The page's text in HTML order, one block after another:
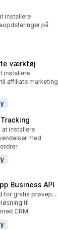
installere
på
værktøj
installere
affiliate marketing
at installere
med
Business API
Mulighed for gratis prøveperiode
til
CRM